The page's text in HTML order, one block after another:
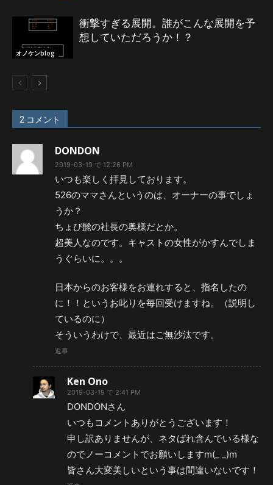
オノケンblog
衝撃すぎる展開。誰がこんな展開を予
想していただろうか！？
2 コメント
DONDON
2019-03-19 で 12:26 PM
いつも楽しく拝見しております。
526のママさんというのは、オーナーの事でしょ
うか？
ちょび髭の社長の奥様だとか。
超美人なのです。キャストの女性がかすんでしま
うぐらいに。。。
日本からのお客様をお連れすると、指名したの
に！！というお叱りを毎回受けますね。（説明し
ているのに）
そういうわけで、最近はご無沙汰です。
返事
Ken Ono
2019-03-19 で 2:41 PM
DONDONさん
いつもコメントありがとうございます！
申し訳ありませんが、ネタばれ含んでいる様な
のでノーコメントでお願いしますm(_ _)m
皆さん大変美しいという事は間違いないです！